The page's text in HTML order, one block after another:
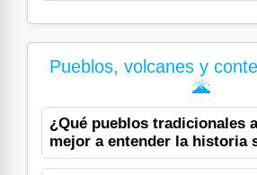
Pueblos, volcanes y
🌋
¿Qué pueblos tradicionales
mejor a entender la historia